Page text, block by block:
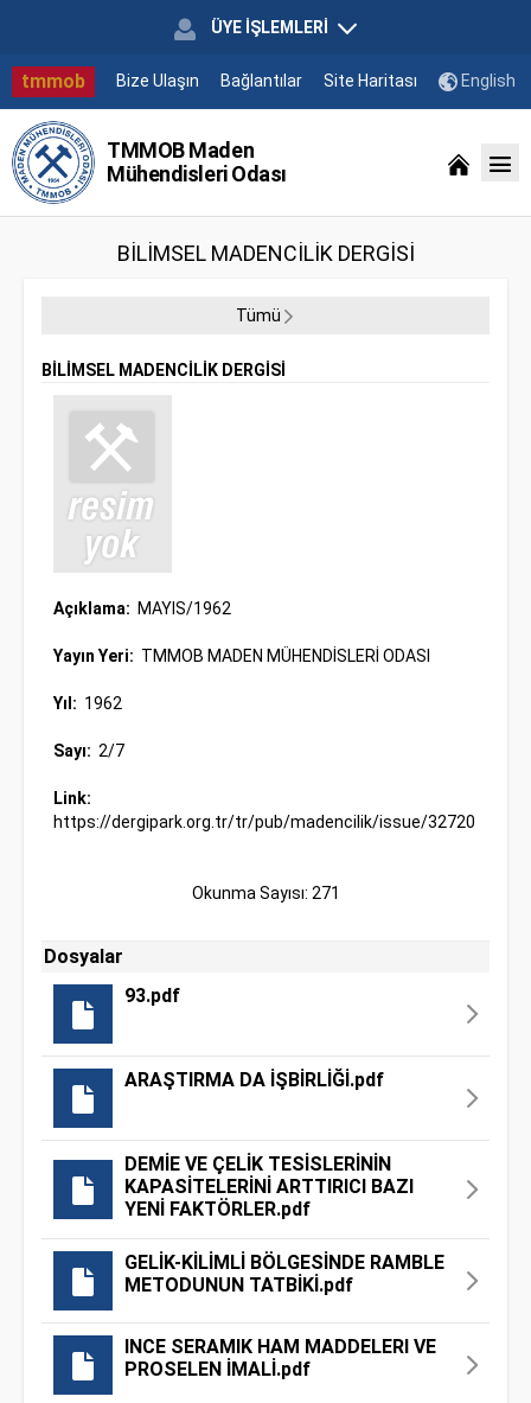
ÜYE İŞLEMLERİ
tmmob Bize Ulaşın Bağlantılar Site Haritası English
TMMOB Maden
Mühendisleri Odası
BİLİMSEL MADENCİLİK DERGİSİ
Tümü
BİLİMSEL MADENCİLİK DERGİSİ
Açıklama: MAYIS/1962
Yayın Yeri: TMMOB MADEN MÜHENDİSLERİ ODASI
Yıl: 1962
Sayı: 2/7
Link:
https://dergipark.org.tr/tr/pub/madencilik/issue/32720
Okunma Sayısı: 271
Dosyalar
93.pdf
ARAŞTIRMA DA İŞBİRLİĞİ.pdf
DEMİE VE ÇELİK TESİSLERİNİN
KAPASİTELERİNİ ARTTIRICI BAZI
YENİ FAKTÖRLER.pdf
GELİK-KİLİMLİ BÖLGESİNDE RAMBLE
METODUNUN TATBİKİ.pdf
INCE SERAMIK HAM MADDELERI VE
PROSELEN İMALİ.pdf